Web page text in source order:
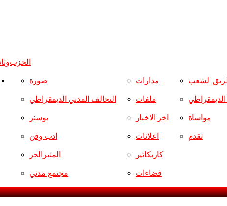
الحزب
صورة
التحالف المدني الديمقراطي
بوستر
ادب وفن
المنبرالحر
مجتمع مدني
مدارات
ملفات
اخر الاخبار
اعلانات
كاريكاتير
فضاءات
الشعب
الديمقراطي
مواساة
تقدم